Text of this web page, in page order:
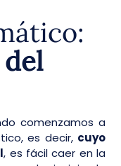
comenzamos a
es decir, cuyo
, es fácil caer en la